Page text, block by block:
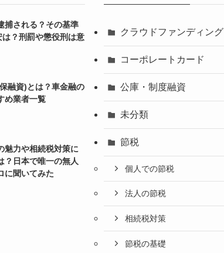
捕される？その基準
？刑罰や懲役刑は意
融資)とは？車金融の
め業者一覧
魅力や相続税対策に
？日本で唯一の無人
に聞いてみた
クラウドファンディング
コーポレートカード
公庫・制度融資
未分類
節税
個人での節税
法人の節税
相続税対策
節税の基礎